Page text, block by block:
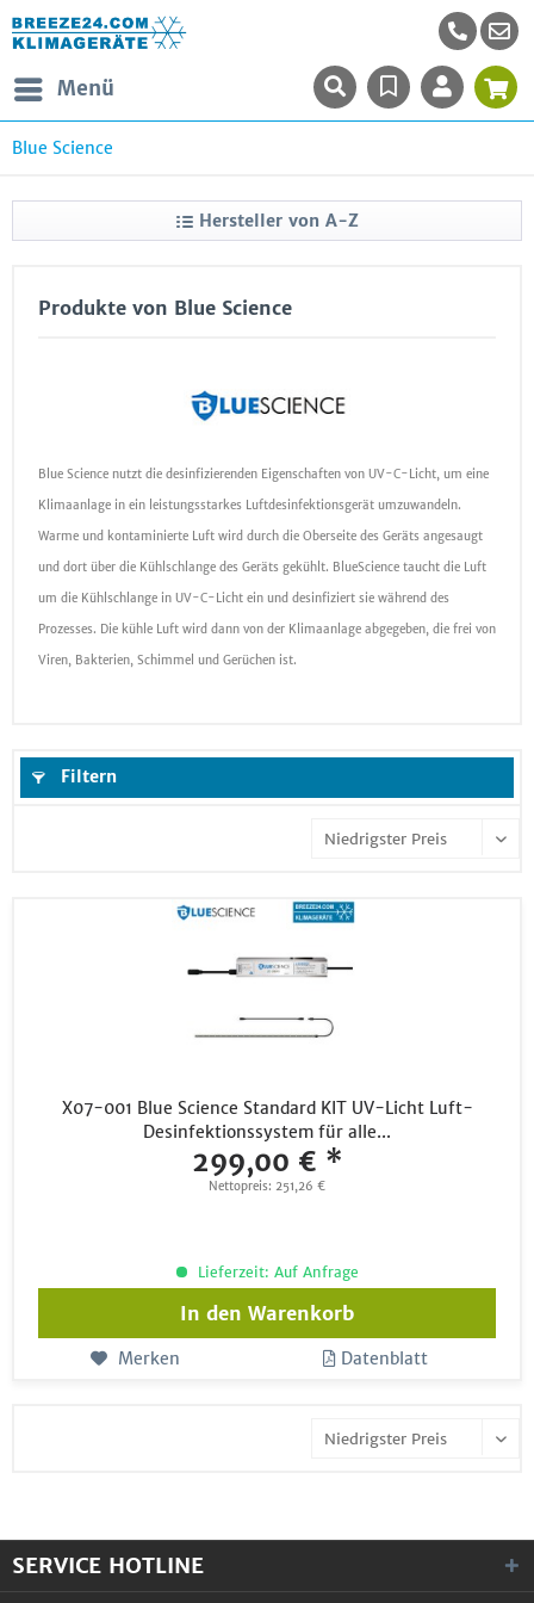
Menü
Blue Science
Hersteller von A-Z
Produkte von Blue Science
Blue Science nutzt die desinfizierenden Eigenschaften von UV-C-Licht, um eine
Klimaanlage in ein leistungsstarkes Luftdesinfektionsgerät umzuwandeln.
Warme und kontaminierte Luft wird durch die Oberseite des Geräts angesaugt
und dort über die Kühlschlange des Geräts gekühlt. BlueScience taucht die Luft
um die Kühlschlange in UV-C-Licht ein und desinfiziert sie während des
Prozesses. Die kühle Luft wird dann von der Klimaanlage abgegeben, die frei von
Viren, Bakterien, Schimmel und Gerüchen ist.
Filtern
X07-001 Blue Science Standard KIT UV-Licht Luft-
Desinfektionssystem für alle...
299,00 € *
Nettopreis: 251,26 €
Lieferzeit: Auf Anfrage
In den Warenkorb
Merken Datenblatt
SERVICE HOTLINE